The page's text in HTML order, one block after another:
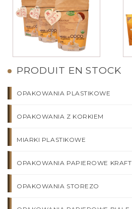
PRODUIT EN STOCK
OPAKOWANIA PLASTIKOWE
OPAKOWANIA Z KORKIEM
MIARKI PLASTIKOWE
OPAKOWANIA PAPIEROWE KRAFT
OPAKOWANIA STOREZO